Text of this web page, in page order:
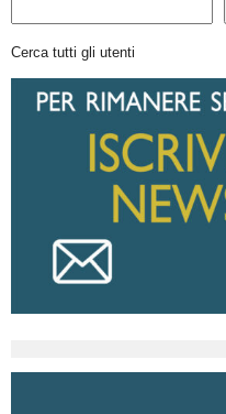
Cerca tutti gli utenti